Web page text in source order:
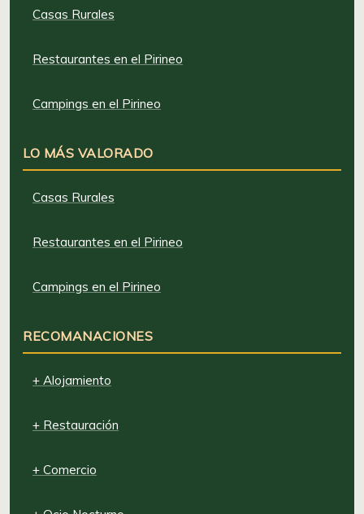
Casas Rurales
Restaurantes en el Pirineo
Campings en el Pirineo
LO MÁS VALORADO
Casas Rurales
Restaurantes en el Pirineo
Campings en el Pirineo
RECOMANACIONES
+ Alojamiento
+ Restauración
+ Comercio